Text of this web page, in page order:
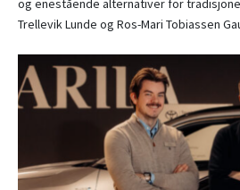
og enestående alternativer for
Trellevik Lunde og Ros-Mari Tobiassen